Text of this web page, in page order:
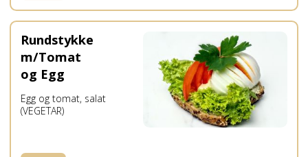
Rundstykke
m/Tomat
og Egg
Egg og tomat, salat
(VEGETAR)